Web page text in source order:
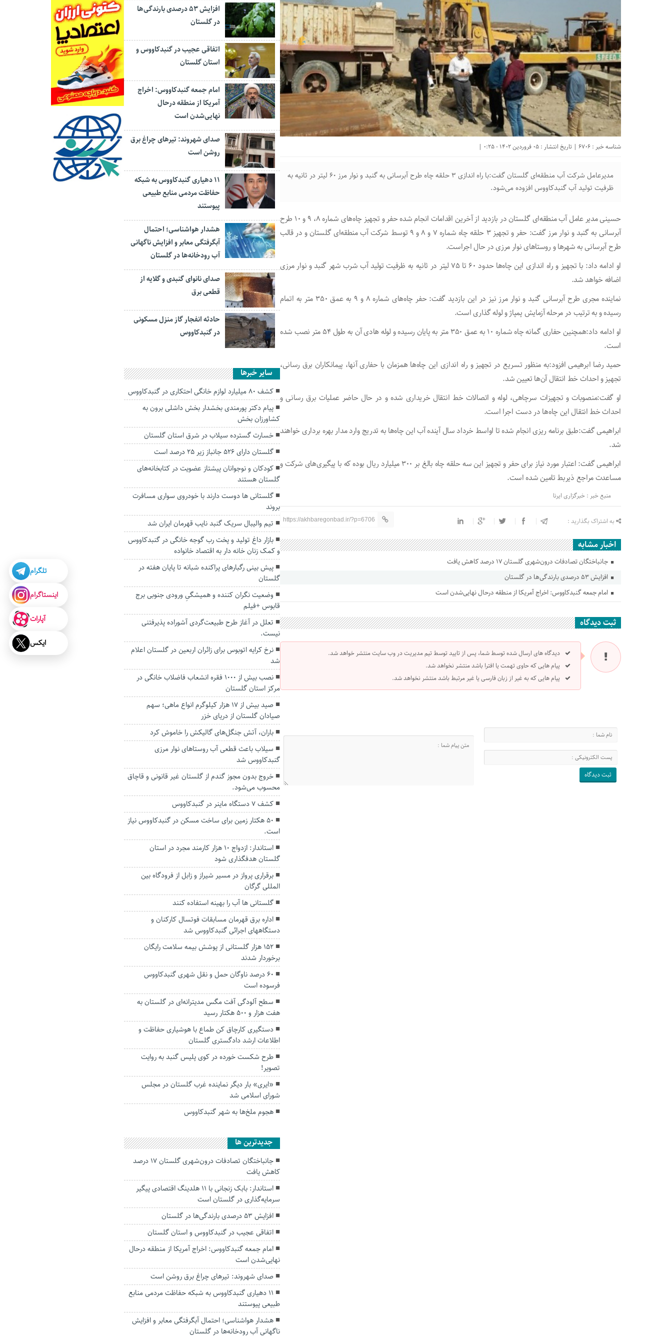
شناسه خبر : 6706 | تاریخ انتشار : 05 فروردین 1402 - 0:25 |
مدیرعامل شرکت آب منطقه‌ای گلستان گفت:با راه اندازی ۳ حلقه چاه طرح آبرسانی به گنبد و نوار مرز ۶۰ لیتر در ثانیه به
ظرفیت تولید آب گنبدکاووس افزوده می‌شود.
حسینی مدیر عامل آب منطقه‌ای گلستان در بازدید از آخرین اقدامات انجام شده حفر و تجهیز چاه‌های شماره ۸، ۹ و ۱۰ طرح
آبرسانی به گنبد و نوار مرز گفت: حفر و تجهیز ۳ حلقه چاه شماره ۷ و ۸ و ۹ توسط شرکت آب منطقه‌ای گلستان و در قالب
طرح آبرسانی به شهر‌ها و روستا‌های نوار مرزی در حال اجراست.
او ادامه داد: با تجهیز و راه اندازی این چاه‌ها حدود ۶۰ تا ۷۵ لیتر در ثانیه به ظرفیت تولید آب شرب شهر گنبد و نوار مرزی
اضافه خواهد شد.
نماینده مجری طرح آبرسانی گنبد و نوار مرز نیز در این بازدید گفت: حفر چاه‌های شماره ۸ و ۹ به عمق ۳۵۰ متر به اتمام
رسیده و به ترتیب در مرحله آزمایش پمپاژ و لوله گذاری است.
او ادامه داد:همچنین حفاری گمانه چاه شماره ۱۰ به عمق ۳۵۰ متر به پایان رسیده و لوله هادی آن به طول ۵۴ متر نصب شده
است.
حمید رضا ابرهیمی افزود:به منظور تسریع در تجهیز و راه اندازی این چاه‌ها همزمان با حفاری آنها، پیمانکاران برق رسانی،
تجهیز و احداث خط انتقال آن‌ها تعیین شد.
او گفت:منصوبات و تجهیزات سرچاهی، لوله و اتصالات خط انتقال خریداری شده و در حال حاضر عملیات برق رسانی و
احداث خط انتقال این چاه‌ها در دست اجرا است.
ابراهیمی گفت:طبق برنامه ریزی انجام شده تا اواسط خرداد سال آینده آب این چاه‌ها به تدریج وارد مدار بهره برداری خواهند
شد.
ابراهیمی گفت: اعتبار مورد نیاز برای حفر و تجهیز این سه حلقه چاه بالغ بر ۳۰۰ میلیارد ریال بوده که با پیگیری‌های شرکت و
مساعدت مراجع ذیربط تامین شده است.
منبع خبر : خبرگزاری ایرنا
به اشتراک بگذارید : https://akhbaregonbad.ir/?p=6706
اخبار مشابه
جانباختگان تصادفات درون‌شهری گلستان ۱۷ درصد کاهش یافت
افزایش ۵۳ درصدی بارندگی‌ها در گلستان
امام جمعه گنبدکاووس: اخراج آمریکا از منطقه درحال نهایی‌شدن است
ثبت دیدگاه
دیدگاه های ارسال شده توسط شما، پس از تایید توسط تیم مدیریت در وب سایت منتشر خواهد شد.
پیام هایی که حاوی تهمت یا افترا باشد منتشر نخواهد شد.
پیام هایی که به غیر از زبان فارسی یا غیر مرتبط باشد منتشر نخواهد شد.
افزایش ۵۳ درصدی بارندگی‌ها
در گلستان
اتفاقی عجیب در‌ گنبدکاووس و
استان گلستان
امام جمعه گنبدکاووس: اخراج
آمریکا از منطقه درحال
نهایی‌شدن است
صدای شهروند: تیرهای چراغ برق
روشن است
۱۱ دهیاری گنبدکاووس به شبکه
حفاظت مردمی منابع طبیعی
پیوستند
هشدار هواشناسی؛ احتمال
آبگرفتگی معابر و افزایش ناگهانی
آب رودخانه‌ها در گلستان
صدای نانوای گنبدی و گلایه از
قطعی برق
حادثه انفجار گاز منزل مسکونی
در گنبدکاووس
سایر خبرها
کشف ۸۰ میلیارد لوازم خانگی احتکاری در گنبدکاووس
پیام‌ دکتر پورمندی بخشدار‌ بخش داشلی برون به
کشاورزان بخش
خسارت گسترده سیلاب در شرق استان گلستان
گلستان دارای ۵۲۶ جانباز زیر ۲۵ درصد است
کودکان و نوجوانان پیشتاز عضویت در کتابخانه‌های
گلستان هستند
گلستانی ها دوست دارند با خودروی سواری مسافرت
بروند
تیم‌ والیبال سریک گنبد نایب قهرمان ایران شد
بازار داغ تولید و پخت رب گوجه خانگی در گنبدکاووس
و کمک زنان خانه دار به اقتصاد خانواده
پیش بینی رگبار‌های پراکنده شبانه تا پایان هفته در
گلستان
وضعیت نگران کننده و همیشگیِ ورودی جنوبی برج
قابوس +فیلم
تعلل در آغاز طرح طبیعت‌گردی آشوراده پذیرفتنی
نیست.
نرخ کرایه اتوبوس برای زائران اربعین در گلستان اعلام
شد
نصب بیش از ۱۰۰۰ فقره انشعاب فاضلاب خانگی در
مرکز استان گلستان
صید بیش از ۱۷ هزار کیلوگرم انواع ماهی؛ سهم
صیادان گلستان از دریای خزر
باران، آتش جنگل‌های گالیکش را خاموش کرد
سیلاب باعث قطعی آب روستاهای نوار مرزی
گنبدکاووس شد
خروج بدون مجوز گندم از گلستان غیر قانونی و قاچاق
محسوب می‌شود.
کشف 7 دستگاه ماينر در گنبدكاووس
۵۰ هکتار زمین برای ساخت مسکن در گنبدکاووس نیاز
است.
استاندار: ازدواج ۱۰ هزار کارمند مجرد در استان
گلستان هدفگذاری شود
برقراری پرواز در مسیر شیراز و زابل از فرودگاه بین
المللی گرگان
گلستانی ها آب را بهینه استفاده کنند
اداره برق قهرمان مسابقات فوتسال کارکنان و
دستگاههای اجرائی گنبدکاووس شد
۱۵۲ هزار گلستانی از پوشش بیمه سلامت رایگان
برخوردار شدند
۶۰ درصد ناوگان حمل و نقل شهری گنبدکاووس
فرسوده است
سطح آلودگی آفت مگس مدیترانه‌ای در گلستان به
هفت هزار و ۵۰۰ هکتار رسید
دستگیری کارچاق کن طماع با هوشیاری حفاظت و
اطلاعات ارشد دادگستری گلستان
طرح شکست خورده در کوی پلیس گنبد به روایت
تصویر!
«ایری» بار دیگر نماینده غرب گلستان در مجلس
شورای اسلامی شد
هجوم ملخ‌ها به شهر گنبدکاووس
جديدترين ها
جانباختگان تصادفات درون‌شهری گلستان ۱۷ درصد
کاهش یافت
استاندار: بابک زنجانی با ۱۱ هلدینگ اقتصادی پیگیر
سرمایه‌گذاری در گلستان است
افزایش ۵۳ درصدی بارندگی‌ها در گلستان
اتفاقی عجیب در‌ گنبدکاووس و استان گلستان
امام جمعه گنبدکاووس: اخراج آمریکا از منطقه درحال
نهایی‌شدن است
صدای شهروند: تیرهای چراغ برق روشن است
۱۱ دهیاری گنبدکاووس به شبکه حفاظت مردمی منابع
طبیعی پیوستند
هشدار هواشناسی؛ احتمال آبگرفتگی معابر و افزایش
ناگهانی آب رودخانه‌ها در گلستان
تلگرام
اینستاگرام
آپارات
ایکس